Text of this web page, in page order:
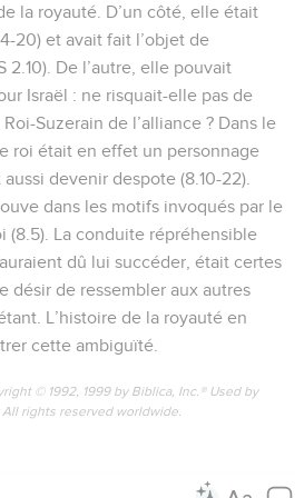
la royauté. D’un côté, elle était
20) et avait fait l’objet de
2.10). De l’autre, elle pouvait
Israël : ne risquait-elle pas de
Suzerain de l’alliance ? Dans le
roi était en effet un personnage
devenir despote (8.10-22).
dans les motifs invoqués par le
(8.5). La conduite répréhensible
dû lui succéder, était certes
désir de ressembler aux autres
L’histoire de la royauté en
cette ambiguïté.
© 1992, 1999 by Biblica, Inc.® Used by
rights reserved worldwide.